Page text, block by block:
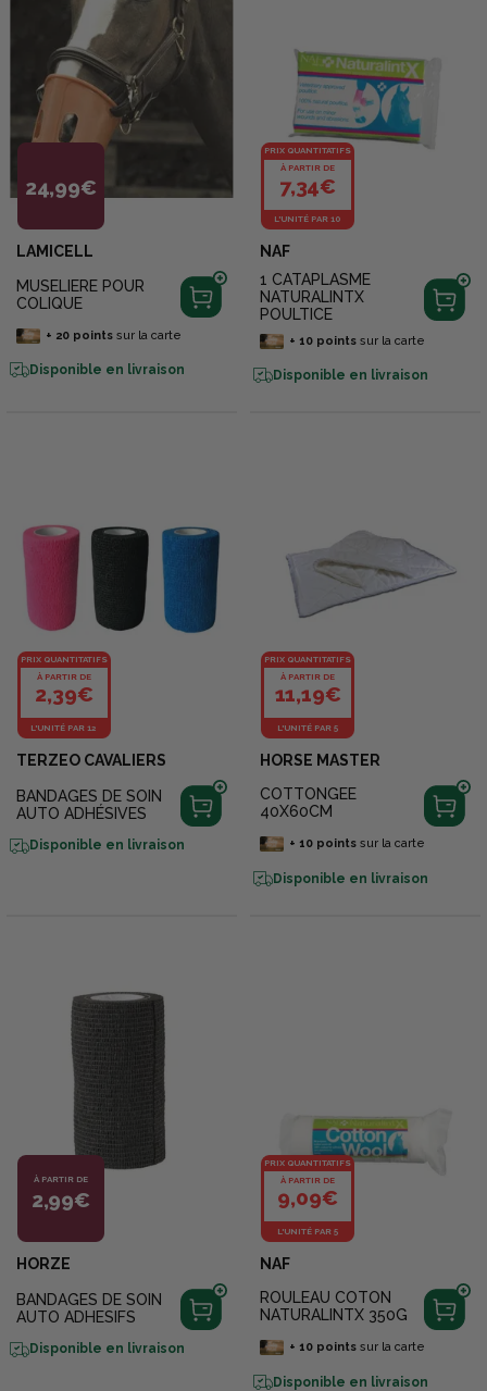
24,99€
LAMICELL
MUSELIERE POUR
COLIQUE
+ 20pointssur la carte
Disponible en livraison
PRIX QUANTITATIFS
À PARTIR DE
7,34€
L'UNITÉ PAR 10
NAF
1 CATAPLASME
NATURALINTX
POULTICE
+ 10pointssur la carte
Disponible en livraison
PRIX QUANTITATIFS
À PARTIR DE
2,39€
L'UNITÉ PAR 12
TERZEO CAVALIERS
BANDAGES DE SOIN
AUTO ADHÉSIVES
Disponible en livraison
PRIX QUANTITATIFS
À PARTIR DE
11,19€
L'UNITÉ PAR 5
HORSE MASTER
COTTONGEE
40X60CM
+ 10pointssur la carte
Disponible en livraison
À PARTIR DE
2,99€
HORZE
BANDAGES DE SOIN
AUTO ADHESIFS
Disponible en livraison
PRIX QUANTITATIFS
À PARTIR DE
9,09€
L'UNITÉ PAR 5
NAF
ROULEAU COTON
NATURALINTX 350G
+ 10pointssur la carte
Disponible en livraison